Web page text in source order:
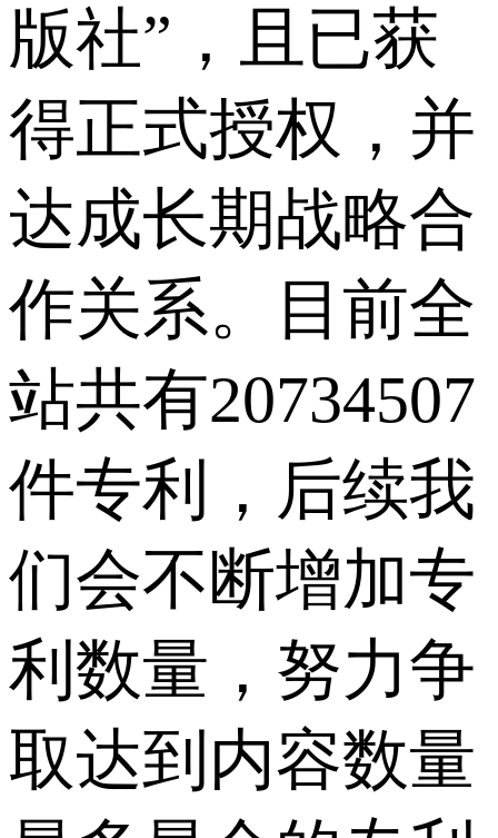
版社”，且已获
得正式授权，并
达成长期战略合
作关系。目前全
站共有20734507
件专利，后续我
们会不断增加专
利数量，努力争
取达到内容数量